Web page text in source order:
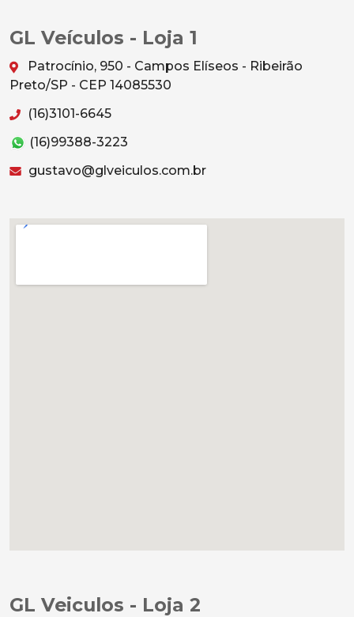
GL Veículos - Loja 1
Patrocínio, 950 - Campos Elíseos - Ribeirão
Preto/SP - CEP 14085530
(16)3101-6645
(16)99388-3223
gustavo@glveiculos.com.br
GL Veiculos - Loja 2